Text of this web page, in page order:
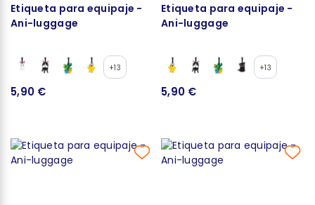
Etiqueta para equipaje -
Ani-luggage
+13
5,90 €
Etiqueta para equipaje -
Ani-luggage
+13
5,90 €